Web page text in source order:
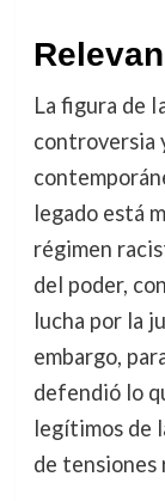
La figura de
controversia
legado está
régimen
del poder,
lucha por la
embargo,
defendió lo
legítimos de
de tensiones